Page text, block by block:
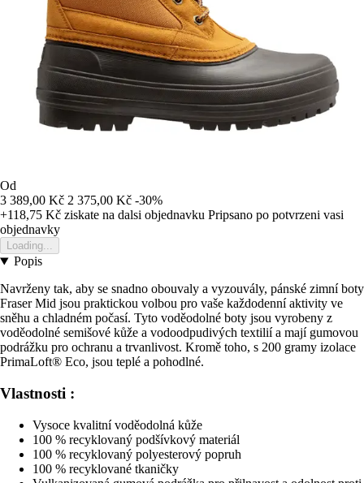
Od
3 389,00 Kč 2 375,00 Kč -30%
+118,75 Kč ziskate na dalsi objednavku Pripsano po potvrzeni vasi
objednavky
Loading...
Popis
Navrženy tak, aby se snadno obouvaly a vyzouvály, pánské zimní boty
Fraser Mid jsou praktickou volbou pro vaše každodenní aktivity ve
sněhu a chladném počasí. Tyto voděodolné boty jsou vyrobeny z
voděodolné semišové kůže a vodoodpudivých textilií a mají gumovou
podrážku pro ochranu a trvanlivost. Kromě toho, s 200 gramy izolace
PrimaLoft® Eco, jsou teplé a pohodlné.
Vlastnosti :
Vysoce kvalitní voděodolná kůže
100 % recyklovaný podšívkový materiál
100 % recyklovaný polyesterový popruh
100 % recyklované tkaničky